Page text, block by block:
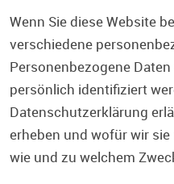
Wenn Sie diese Website
verschiedene
Personenbezogene
persönlich identifiziert
Datenschutzerklärung
erheben und wofür wir
wie und zu welchem